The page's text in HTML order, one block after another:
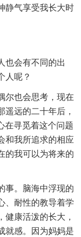
静气享受我长大时
也会有不同的出
人呢？
尔也会思考，现在
遥远的二十年后，
在寻觅着这个问题
和我所追求的相应
的我可以为将来的
事。脑海中浮现的
、耐性的教导着学
健康活泼的长大，
就感。因为妈妈是